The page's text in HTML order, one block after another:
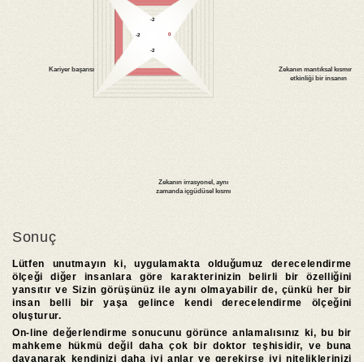
Sonuç
Lütfen unutmayın ki, uygulamakta olduğumuz derecelendirme
ölçeği diğer insanlara göre karakterinizin belirli bir özelliğini
yansıtır ve Sizin görüşünüz ile aynı olmayabilir de, çünkü her bir
insan belli bir yaşa gelince kendi derecelendirme ölçeğini
oluşturur.
On-line değerlendirme sonucunu görünce anlamalısınız ki, bu bir
mahkeme hükmü değil daha çok bir doktor teşhisidir, ve buna
dayanarak kendinizi daha iyi anlar ve gerekirse iyi niteliklerinizi